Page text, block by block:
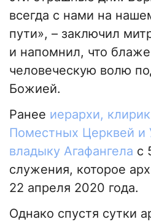
всегда с нами на
пути», – заключил
и напомнил, что
человеческую волю
Божией.
Ранее иерархи,
Поместных Церквей и
владыку Агафангела с
служения, которое
22 апреля 2020 года.
Однако спустя сутки